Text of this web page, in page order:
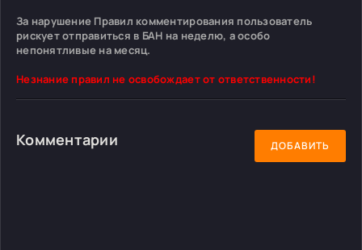
За нарушение Правил комментирования пользователь
рискует отправиться в БАН на неделю, а особо
непонятливые на месяц.
Незнание правил не освобождает от ответственности!
Комментарии ДОБАВИТЬ